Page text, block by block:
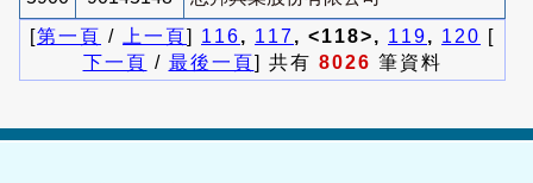
[第一頁 / 上一頁] 116, 117, <118>, 119, 120 [
下一頁 / 最後一頁] 共有 8026 筆資料